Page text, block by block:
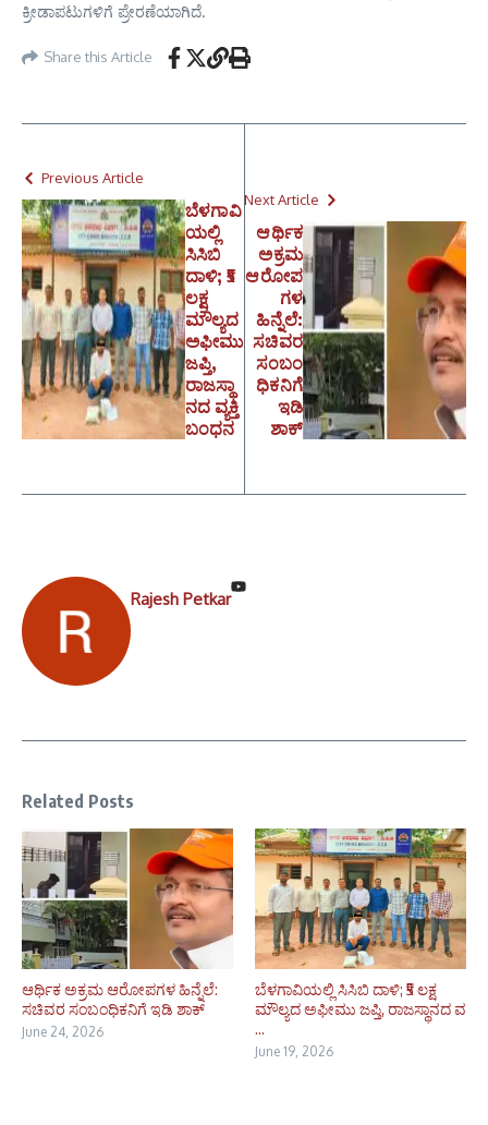
ಕ್ರೀಡಾಪಟುಗಳಿಗೆ ಪ್ರೇರಣೆಯಾಗಿದೆ.
Share this Article
Previous Article
ಬೆಳಗಾವಿ
ಯಲ್ಲಿ
ಸಿಸಿಬಿ
ದಾಳಿ; ₹5
ಲಕ್ಷ
ಮೌಲ್ಯದ
ಅಫೀಮು
ಜಪ್ತಿ,
ರಾಜಸ್ಥಾ
ನದ ವ್ಯಕ್ತಿ
ಬಂಧನ
Next Article
ಆರ್ಥಿಕ
ಅಕ್ರಮ
ಆರೋಪ
ಗಳ
ಹಿನ್ನೆಲೆ:
ಸಚಿವರ
ಸಂಬಂ
ಧಿಕನಿಗೆ
ಇಡಿ
ಶಾಕ್
Rajesh Petkar
Related Posts
ಆರ್ಥಿಕ ಅಕ್ರಮ ಆರೋಪಗಳ ಹಿನ್ನೆಲೆ:
ಸಚಿವರ ಸಂಬಂಧಿಕನಿಗೆ ಇಡಿ ಶಾಕ್
June 24, 2026
ಬೆಳಗಾವಿಯಲ್ಲಿ ಸಿಸಿಬಿ ದಾಳಿ; ₹5 ಲಕ್ಷ
ಮೌಲ್ಯದ ಅಫೀಮು ಜಪ್ತಿ, ರಾಜಸ್ಥಾನದ ವ
...
June 19, 2026